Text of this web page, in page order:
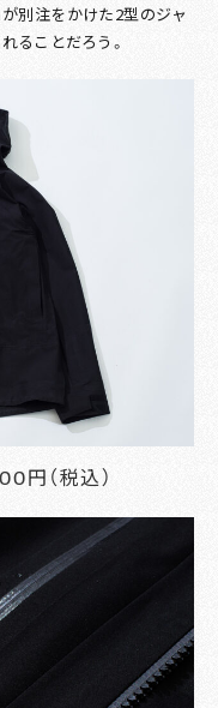
が別注をかけた2型のジャ
ることだろう。
（税込）